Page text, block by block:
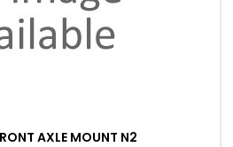
AXLE MOUNT N2